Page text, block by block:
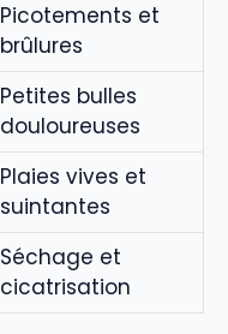
Picotements et
brûlures
Petites bulles
douloureuses
Plaies vives et
suintantes
Séchage et
cicatrisation